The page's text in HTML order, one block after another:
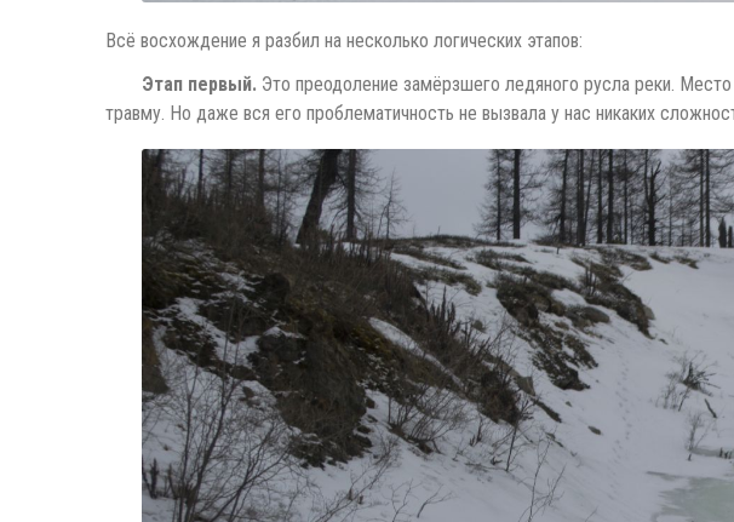
Всё восхождение я разбил на несколько логических этапов:
Этап первый. Это преодоление замёрзшего ледяного русла реки.
травму. Но даже вся его проблематичность не вызвала у нас никаких